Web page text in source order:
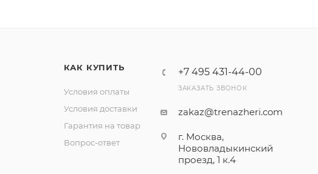
КАК КУПИТЬ
Условия оплаты
Условия доставки
Гарантия на товар
Вопрос-ответ
+7 495 431-44-00
ЗАКАЗАТЬ ЗВОНОК
zakaz@trenazheri.com
г. Москва,
Нововладыкинский
проезд, 1 к.4